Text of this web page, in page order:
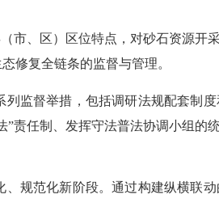
、区）区位特点，对砂石资源开
修复全链条的监督与管理。
督举措，包括调研法规配套制
责任制、发挥守法普法协调小组
范化新阶段。通过构建纵横联